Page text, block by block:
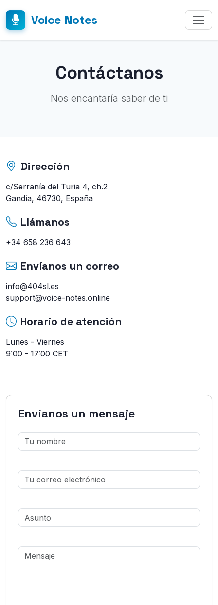
Voice Notes
Contáctanos
Nos encantaría saber de ti
Dirección
c/Serranía del Turia 4, ch.2
Gandía, 46730, España
Llámanos
+34 658 236 643
Envíanos un correo
info@404sl.es
support@voice-notes.online
Horario de atención
Lunes - Viernes
9:00 - 17:00 CET
Envíanos un mensaje
Name
Email
Subject
Message